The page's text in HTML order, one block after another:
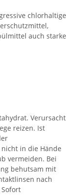
chlorhaltige
auch starke
Verursacht
reizen. Ist
in die Hände
vermeiden. Bei
behutsam mit
nach